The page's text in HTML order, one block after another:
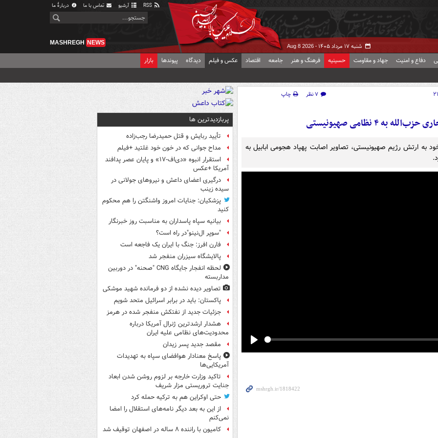
آرشیو تماس با ما دربارهٔ ما
شنبه ۱۷ مرداد ۱۴۰۵ - Aug 8 2026
MASHREGH NEWS
دفاع و امنیت جهاد و مقاومت حسینیه فرهنگ و هنر جامعه اقتصاد عکس و فیلم دیدگاه پیوندها بازار
۷ نظر
چاپ
۴ نظامی صهیونیستی
به ارتش رژیم صهیونیستی، تصاویر اصابت پهپاد هجومی ابابیل به
پربازدیدترین ها
تأیید ربایش و قتل حمیدرضا رجب‌زاده
مداح جوانی که در خون خود غلتید +فیلم
استقرار انبوه «دی‌اف‑۱۷» و پایان عصر پدافند
آمریکا +عکس
درگیری اعضای داعش و نیروهای جولانی در
سیده زینب
پزشکیان: جنایات امروز واشنگتن را هم محکوم
کنید
بیانیه سپاه پاسداران به مناسبت روز خبرنگار
"سوپر ال‌نینو"در راه است؟
فارن افرز: جنگ با ایران یک فاجعه است
پالایشگاه سیزران منفجر شد
لحظه انفجار جایگاه CNG "صحنه" در دوربین
مداربسته
تصاویر دیده‌ نشده از دو فرمانده شهید موشکی
پاکستان: باید در برابر اسرائیل متحد شویم
جزئیات جدید از نفتکش منفجر شده در هرمز
هشدار ارشدترین ژنرال آمریکا درباره
محدودیت‌های نظامی علیه ایران
مقصد جدید پسر زیدان
پاسخ معنادار هوافضای سپاه به تهدیدات
آمریکایی‌ها
تاکید وزارت خارجه بر لزوم روشن شدن ابعاد
جنایت تروریستی مزار شریف
حتی اوکراین هم به ترکیه حمله کرد
از این به بعد دیگر نامه‌های استقلال را امضا
نمی‌کنم
کامیون با راننده ۸ ساله در اصفهان توقیف شد